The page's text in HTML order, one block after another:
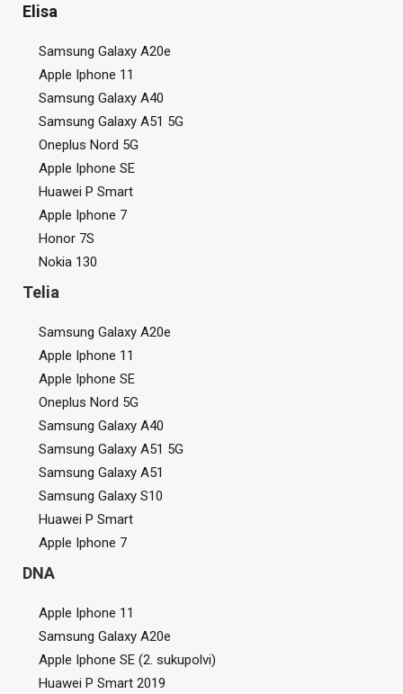
Elisa
Samsung Galaxy A20e
Apple Iphone 11
Samsung Galaxy A40
Samsung Galaxy A51 5G
Oneplus Nord 5G
Apple Iphone SE
Huawei P Smart
Apple Iphone 7
Honor 7S
Nokia 130
Telia
Samsung Galaxy A20e
Apple Iphone 11
Apple Iphone SE
Oneplus Nord 5G
Samsung Galaxy A40
Samsung Galaxy A51 5G
Samsung Galaxy A51
Samsung Galaxy S10
Huawei P Smart
Apple Iphone 7
DNA
Apple Iphone 11
Samsung Galaxy A20e
Apple Iphone SE (2. sukupolvi)
Huawei P Smart 2019